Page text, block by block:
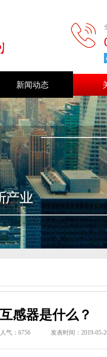
新闻动态
感器是什么？
人气： 6756 发表时间：2019-05-